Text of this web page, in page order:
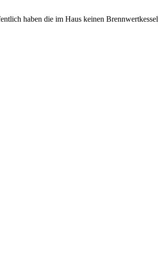
haben die im Haus keinen Brennwertkessel